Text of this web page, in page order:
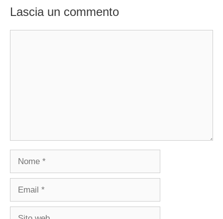
Lascia un commento
Nome
Email
Sito